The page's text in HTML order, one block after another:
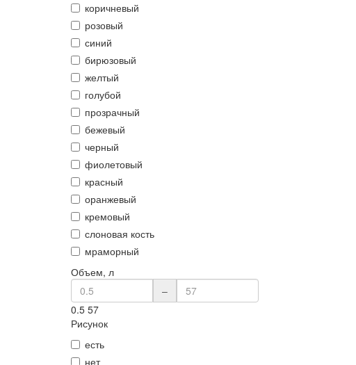
коричневый
розовый
синий
бирюзовый
желтый
голубой
прозрачный
бежевый
черный
фиолетовый
красный
оранжевый
кремовый
слоновая кость
мраморный
Объем, л
–
0.5 57
Рисунок
есть
нет